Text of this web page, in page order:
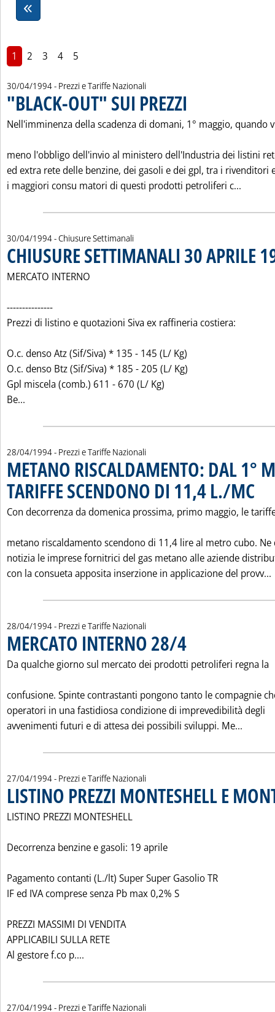
1 2 3 4 5
30/04/1994- Prezzi e Tariffe Nazionali
"BLACK-OUT" SUI PREZZI
Nell'imminenza della scadenza di domani, 1° maggio, quando
meno l'obbligo dell'invio al ministero dell'Industria dei listini
ed extra rete delle benzine, dei gasoli e dei gpl, tra i rivenditori
i maggiori consu matori di questi prodotti petroliferi c...
30/04/1994- Chiusure Settimanali
CHIUSURE SETTIMANALI 30 APRILE
MERCATO INTERNO
---------------
Prezzi di listino e quotazioni Siva ex raffineria costiera:
O.c. denso Atz (Sif/Siva) * 135 - 145 (L/ Kg)
O.c. denso Btz (Sif/Siva) * 185 - 205 (L/ Kg)
Gpl miscela (comb.) 611 - 670 (L/ Kg)
Be...
28/04/1994- Prezzi e Tariffe Nazionali
METANO RISCALDAMENTO: DAL 1°
TARIFFE SCENDONO DI 11,4 L./MC.
Con decorrenza da domenica prossima, primo maggio, le
metano riscaldamento scendono di 11,4 lire al metro cubo. Ne
notizia le imprese fornitrici del gas metano alle aziende
con la consueta apposita inserzione in applicazione del provv...
28/04/1994- Prezzi e Tariffe Nazionali
MERCATO INTERNO 28/4
Da qualche giorno sul mercato dei prodotti petroliferi regna la
confusione. Spinte contrastanti pongono tanto le compagnie
operatori in una fastidiosa condizione di imprevedibilità degli
avvenimenti futuri e di attesa dei possibili sviluppi. Me...
27/04/1994- Prezzi e Tariffe Nazionali
LISTINO PREZZI MONTESHELL E
LISTINO PREZZI MONTESHELL
Decorrenza benzine e gasoli: 19 aprile
Pagamento contanti (L./lt) Super Super Gasolio TR
IF ed IVA comprese senza Pb max 0,2% S
PREZZI MASSIMI DI VENDITA
APPLICABILI SULLA RETE
Al gestore f.co p....
27/04/1994- Prezzi e Tariffe Nazionali